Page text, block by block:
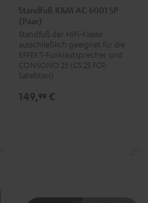
K&M
AC
6001
SP
(Paar)
Schwarz
K&M
6001
SP
(Paar)
Weiß
Standfuß K&M AC 6001 SP
(Paar)
Standfuß der HiFi-Klasse
ausschließlich geeignet für die
EFFEKT-Funklautsprecher und
CONSONO 25 (CS 25 FCR-
Satelliten)
149,99 €